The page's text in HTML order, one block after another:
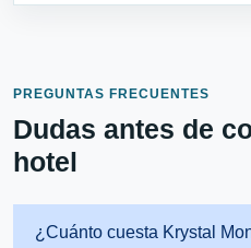
PREGUNTAS FRECUENTES
Dudas antes de
hotel
¿Cuánto cuesta Krystal